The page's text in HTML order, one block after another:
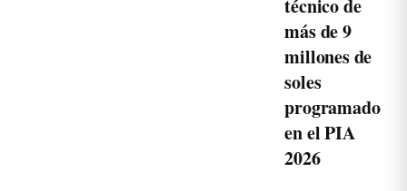
técnico de
más de 9
millones de
soles
programado
en el PIA
2026